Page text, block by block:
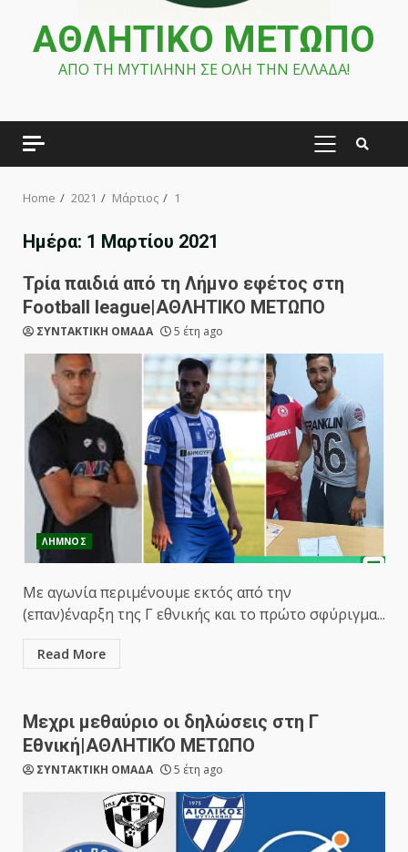
ΑΘΛΗΤΙΚΟ ΜΕΤΩΠΟ
ΑΠΟ ΤΗ ΜΥΤΙΛΗΝΗ ΣΕ ΟΛΗ ΤΗΝ ΕΛΛΑΔΑ!
PRIMARY
Home 2021 Μάρτιος 1
Ημέρα: 1 Μαρτίου 2021
Τρία παιδιά από τη Λήμνο εφέτος στη
Football league|ΑΘΛΗΤΙΚΟ ΜΕΤΩΠΟ
ΣΥΝΤΑΚΤΙΚΗ ΟΜΑΔΑ 5 έτη ago
ΛΗΜΝΟΣ
Με αγωνία περιμένουμε εκτός από την
(επαν)έναρξη της Γ εθνικής και το πρώτο σφύριγμα...
Read More
Μεχρι μεθαύριο οι δηλώσεις στη Γ
Εθνική|ΑΘΛΗΤΙΚΌ ΜΕΤΩΠΟ
ΣΥΝΤΑΚΤΙΚΗ ΟΜΑΔΑ 5 έτη ago